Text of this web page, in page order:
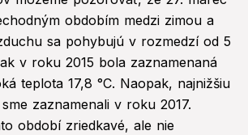
obdobím medzi zimou a
sa pohybujú v rozmedzí od 5
v roku 2015 bola zaznamenaná
teplota 17,8 °C. Naopak, najnižšiu
zaznamenali v roku 2017.
období zriedkavé, ale nie